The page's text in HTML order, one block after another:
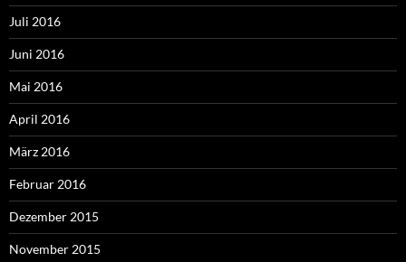
Juli 2016
Juni 2016
Mai 2016
April 2016
März 2016
Februar 2016
Dezember 2015
November 2015